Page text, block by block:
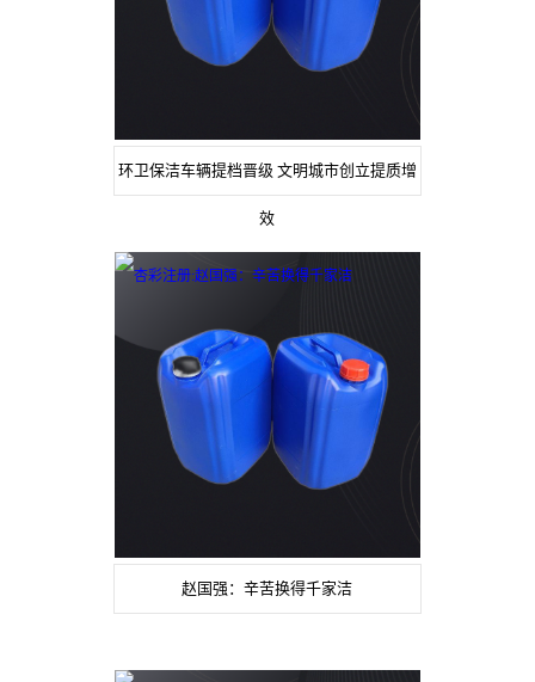
环卫保洁车辆提档晋级 文明城市创立提质增
效
赵国强：辛苦换得千家洁